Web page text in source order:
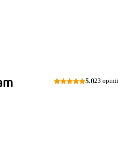
5.023 opinii